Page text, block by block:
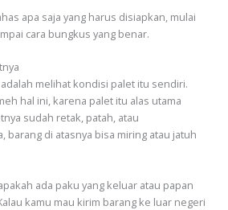
apa saja yang harus disiapkan, mulai
cara bungkus yang benar.
melihat kondisi palet itu sendiri.
hal ini, karena palet itu alas utama
sudah retak, patah, atau
barang di atasnya bisa miring atau jatuh
ada paku yang keluar atau papan
kamu mau kirim barang ke luar negeri